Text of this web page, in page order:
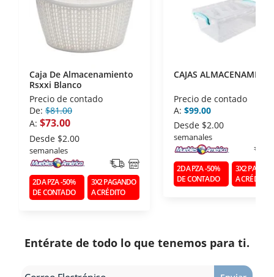
la Asociación de Internet.MX.
Caja De Almacenamiento
Rsxxi Blanco
Precio de contado
De: $81.00
A: $73.00
Desde $2.00
semanales
2DA PZA -50%
DE CONTADO
3X2 PAGANDO
A CRÉDITO
CAJAS
Precio de contado
A: $99.00
Desde $2.00
semanales
2DA PZA -50%
DE CONTADO
3X2
A CRÉDITO
Entérate de todo lo que tenemos para ti.